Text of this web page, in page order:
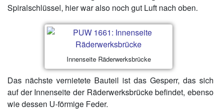
Spiralschlüssel, hier war also noch gut Luft nach oben.
Innenseite Räderwerksbrücke
Das nächste vernietete Bauteil ist das Gesperr, das sich
auf der Innenseite der Räderwerksbrücke befindet, ebenso
wie dessen U-förmige Feder.